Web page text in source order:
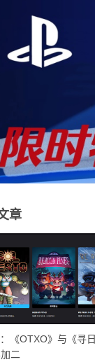
章
《OTXO》与《寻日
二